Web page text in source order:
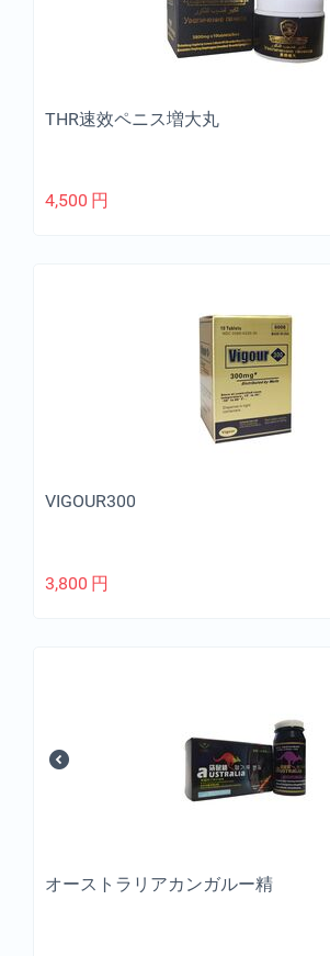
THR速效ペニス増大丸
4,500 円
VIGOUR300
3,800 円
オーストラリアカンガルー精